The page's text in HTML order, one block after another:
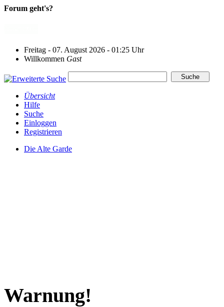
Forum geht's?
Freitag - 07. August 2026 - 01:25 Uhr
Willkommen Gast
Übersicht
Hilfe
Suche
Einloggen
Registrieren
Die Alte Garde
Warnung!